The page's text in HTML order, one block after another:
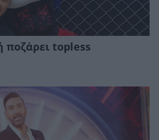
ποζάρει topless